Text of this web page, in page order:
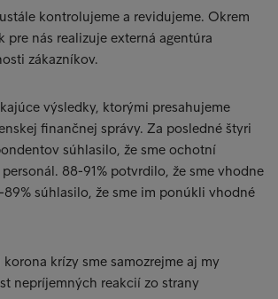
kontrolujeme a revidujeme. Okrem
pre nás realizuje externá agentúra
zákazníkov.
výsledky, ktorými presahujeme
finančnej správy. Za posledné štyri
súhlasilo, že sme ochotní
88-91% potvrdilo, že sme vhodne
súhlasilo, že sme im ponúkli vhodné
krízy sme samozrejme aj my
nepríjemných reakcií zo strany